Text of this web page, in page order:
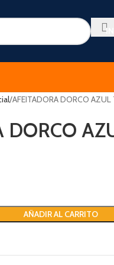
AFEITADORA DORCO
DORCO
AÑADIR AL CARRITO